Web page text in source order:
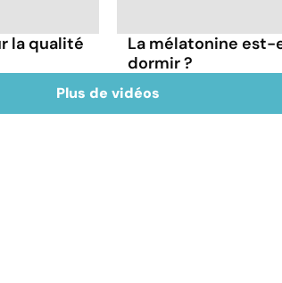
la qualité
La mélatonine
dormir ?
Plus de vidéos